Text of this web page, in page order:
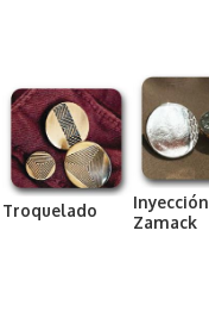
Troquelado
Inyección
Zamack